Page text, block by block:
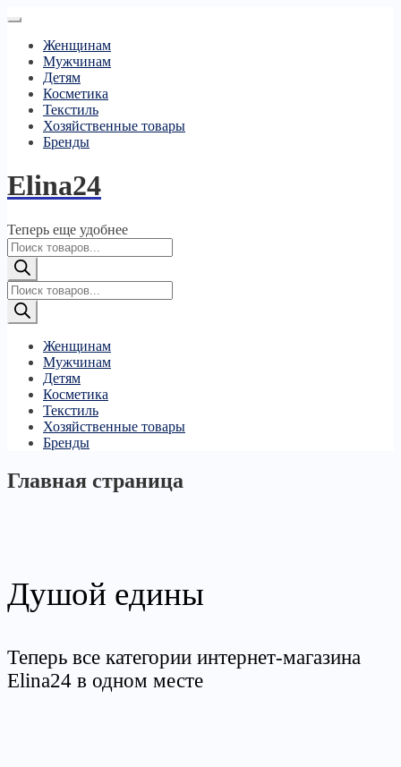
Женщинам
Мужчинам
Детям
Косметика
Текстиль
Хозяйственные товары
Бренды
Elina24
Теперь еще удобнее
Поиск
товаров
Поиск
товаров
Женщинам
Мужчинам
Детям
Косметика
Текстиль
Хозяйственные товары
Бренды
Главная страница
Душой едины
Теперь все категории интернет-магазина
Elina24 в одном месте